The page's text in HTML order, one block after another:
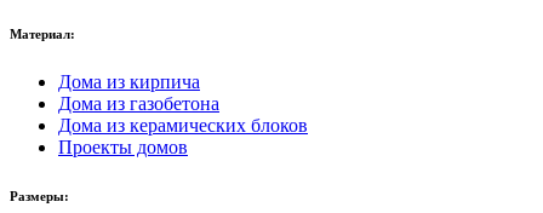
Материал:
Дома из кирпича
Дома из газобетона
Дома из керамических блоков
Проекты домов
Размеры: